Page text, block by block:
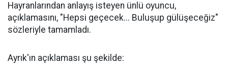
Hayranlarından anlayış isteyen ünlü oyuncu,
açıklamasını, "Hepsi geçecek... Buluşup gülüşeceğiz"
sözleriyle tamamladı.
Ayrık'ın açıklaması şu şekilde: